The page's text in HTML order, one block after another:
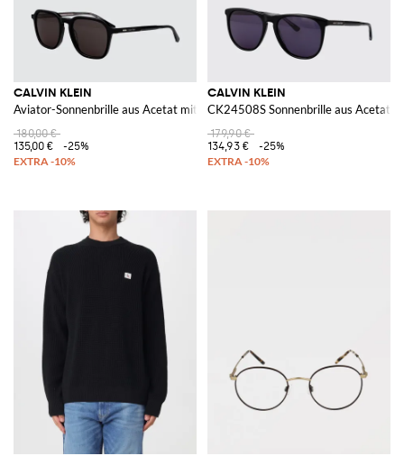
CALVIN KLEIN
Aviator-Sonnenbrille aus Acetat mit CR-39-Gläsern
180,00 €
135,00 €
-25%
CALVIN KLEIN
CK24508S Sonnenbrille aus Acetat
179,90 €
134,93 €
-25%